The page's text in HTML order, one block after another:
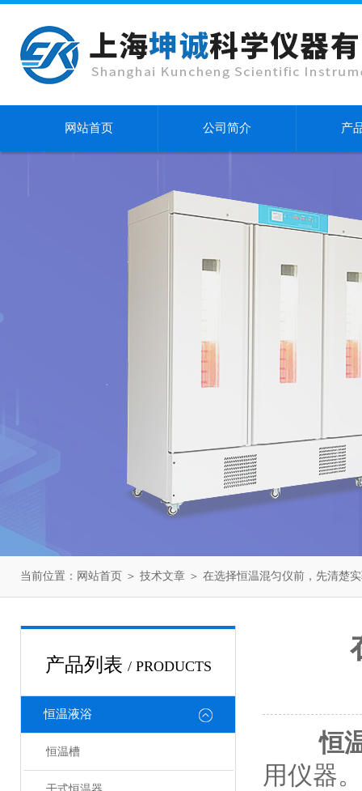
网站首页 公司简介 产
当前位置： 网站首页 ＞ 技术文章 ＞ 在选择恒温混匀仪前，先清楚
产品列表 / PRODUCTS
恒温液浴
恒温槽
恒
用仪器